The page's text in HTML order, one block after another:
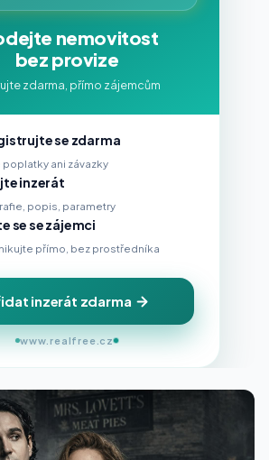
nemovitost
bez provize
zdarma, přímo zájemcům
se zdarma
poplatky ani závazky
inzerát
popis, parametry
se se zájemci
přímo, bez prostředníka
inzerát zdarma
www.realfree.cz